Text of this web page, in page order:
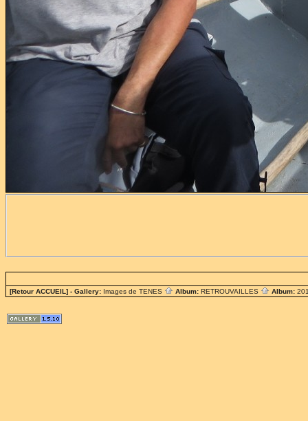
[Retour ACCUEIL] - Gallery: Images de TENES Album: RETROUVAILLES Album: